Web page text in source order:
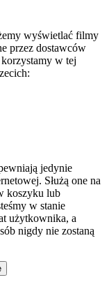
wyświetlać filmy
przez dostawców
w tej
jedynie
Służą one na
koszyku lub
w stanie
użytkownika, a
nigdy nie zostaną